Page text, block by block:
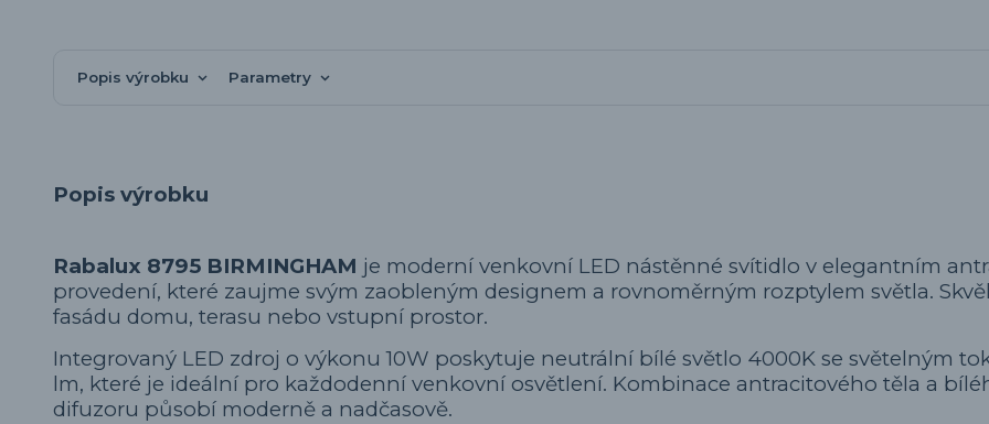
Popis výrobku Parametry
Popis výrobku
Rabalux 8795 BIRMINGHAM je moderní venkovní LED nástěnné svítidlo v elegantním
provedení, které zaujme svým zaobleným designem a rovnoměrným rozptylem světla.
fasádu domu, terasu nebo vstupní prostor.
Integrovaný LED zdroj o výkonu 10W poskytuje neutrální bílé světlo 4000K se světelným
lm, které je ideální pro každodenní venkovní osvětlení. Kombinace antracitového těla a
difuzoru působí moderně a nadčasově.